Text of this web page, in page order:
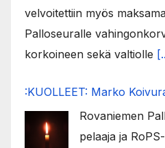
velvoitettiin myös
Palloseuralle
korkoineen sekä valtiolle
:KUOLLEET: Marko
Rovaniemen
pelaaja ja